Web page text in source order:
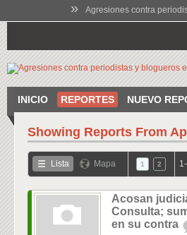
» Agresiones contra
INICIO REPORTES NUEVO
Showing Reports From
Lista Mapa 1 2
Acosan
Consulta;
en su contra